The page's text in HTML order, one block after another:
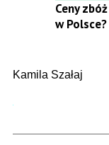
Ceny
w
Kamila Szałaj